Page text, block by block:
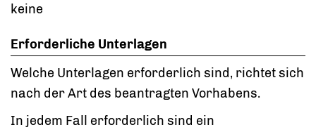
keine
Erforderliche Unterlagen
Welche Unterlagen erforderlich sind, richtet sich
nach der Art des beantragten Vorhabens.
In jedem Fall erforderlich sind ein